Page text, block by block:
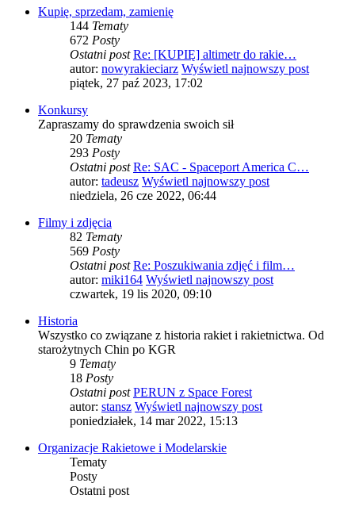
Kupię, sprzedam, zamienię
144 Tematy
672 Posty
Ostatni post Re: [KUPIĘ] altimetr do rakie…
autor: nowyrakieciarz Wyświetl najnowszy post
piątek, 27 paź 2023, 17:02
Konkursy
Zapraszamy do sprawdzenia swoich sił
20 Tematy
293 Posty
Ostatni post Re: SAC - Spaceport America C…
autor: tadeusz Wyświetl najnowszy post
niedziela, 26 cze 2022, 06:44
Filmy i zdjęcia
82 Tematy
569 Posty
Ostatni post Re: Poszukiwania zdjęć i film…
autor: miki164 Wyświetl najnowszy post
czwartek, 19 lis 2020, 09:10
Historia
Wszystko co związane z historia rakiet i rakietnictwa. Od
starożytnych Chin po KGR
9 Tematy
18 Posty
Ostatni post PERUN z Space Forest
autor: stansz Wyświetl najnowszy post
poniedziałek, 14 mar 2022, 15:13
Organizacje Rakietowe i Modelarskie
Tematy
Posty
Ostatni post